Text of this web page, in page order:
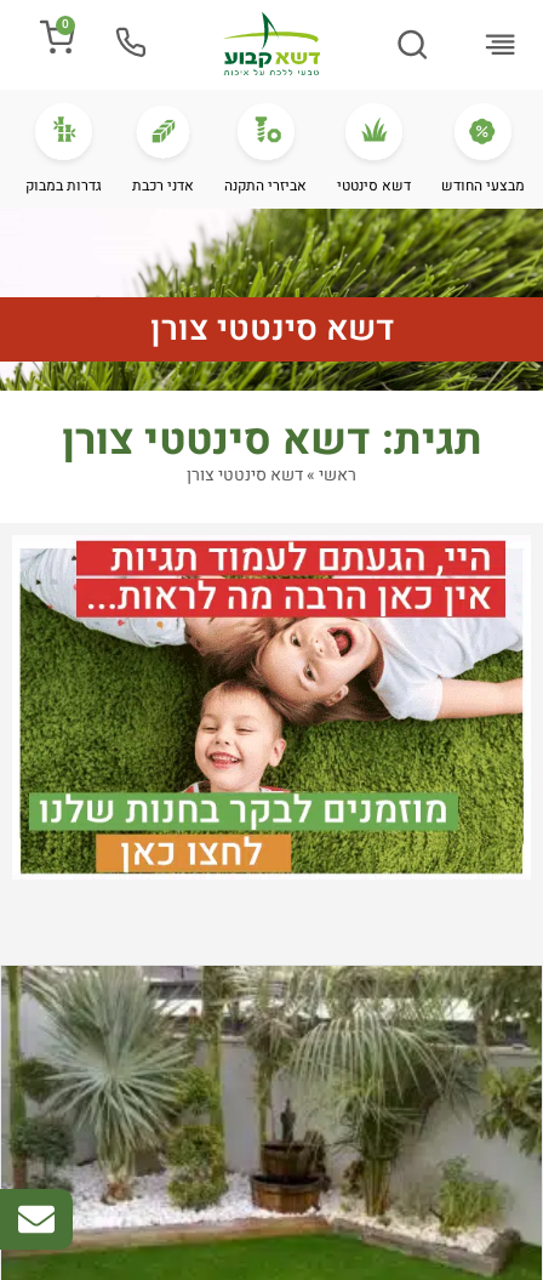
0
מבצעי החודש דשא סינטטי אביזרי התקנה אדני רכבת גדרות במבוק
דשא סינטטי צורן
תגית: דשא סינטטי צורן
ראשי»דשא סינטטי צורן